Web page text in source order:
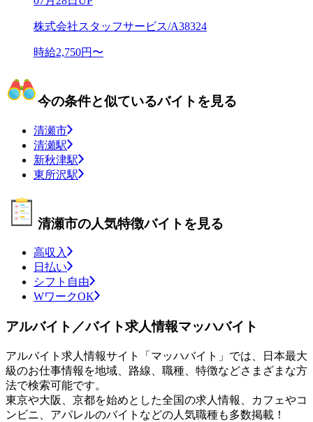
株式会社スタッフサービス/A38324
時給2,750円〜
今の条件と似ているバイトを見る
清瀬市
清瀬駅
新秋津駅
東所沢駅
清瀬市の人気特徴バイトを見る
高収入
日払い
シフト自由
WワークOK
アルバイト／バイト求人情報マッハバイト
アルバイト求人情報サイト「マッハバイト」では、日本最大
級のお仕事情報を地域、路線、職種、特徴などさまざまな方
法で検索可能です。
東京や大阪、京都を始めとした全国の求人情報、カフェやコ
ンビニ、アパレルのバイトなどの人気職種も多数掲載！